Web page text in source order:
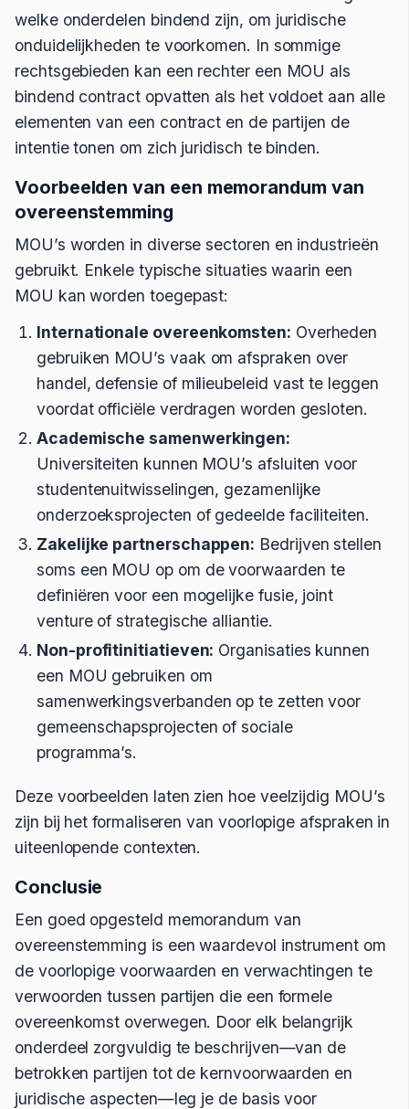
welke onderdelen bindend zijn, om juridische
onduidelijkheden te voorkomen. In sommige
rechtsgebieden kan een rechter een MOU als
bindend contract opvatten als het voldoet aan alle
elementen van een contract en de partijen de
intentie tonen om zich juridisch te binden.
Voorbeelden van een memorandum van
overeenstemming
MOU’s worden in diverse sectoren en industrieën
gebruikt. Enkele typische situaties waarin een
MOU kan worden toegepast:
Internationale overeenkomsten: Overheden
gebruiken MOU’s vaak om afspraken over
handel, defensie of milieubeleid vast te leggen
voordat officiële verdragen worden gesloten.
Academische samenwerkingen:
Universiteiten kunnen MOU’s afsluiten voor
studentenuitwisselingen, gezamenlijke
onderzoeksprojecten of gedeelde faciliteiten.
Zakelijke partnerschappen: Bedrijven stellen
soms een MOU op om de voorwaarden te
definiëren voor een mogelijke fusie, joint
venture of strategische alliantie.
Non-profitinitiatieven: Organisaties kunnen
een MOU gebruiken om
samenwerkingsverbanden op te zetten voor
gemeenschapsprojecten of sociale
programma’s.
Deze voorbeelden laten zien hoe veelzijdig MOU’s
zijn bij het formaliseren van voorlopige afspraken in
uiteenlopende contexten.
Conclusie
Een goed opgesteld memorandum van
overeenstemming is een waardevol instrument om
de voorlopige voorwaarden en verwachtingen te
verwoorden tussen partijen die een formele
overeenkomst overwegen. Door elk belangrijk
onderdeel zorgvuldig te beschrijven—van de
betrokken partijen tot de kernvoorwaarden en
juridische aspecten—leg je de basis voor